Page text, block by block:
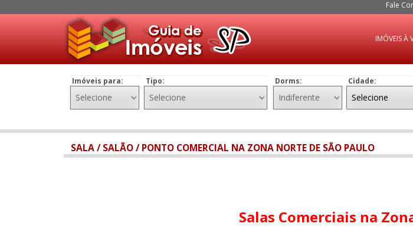
Fale
IMÓVEIS À
Imóveis para: Tipo: Dorms: Cidade:
SALA / SALÃO / PONTO COMERCIAL NA ZONA NORTE DE SÃO PAULO
Salas Comerciais na